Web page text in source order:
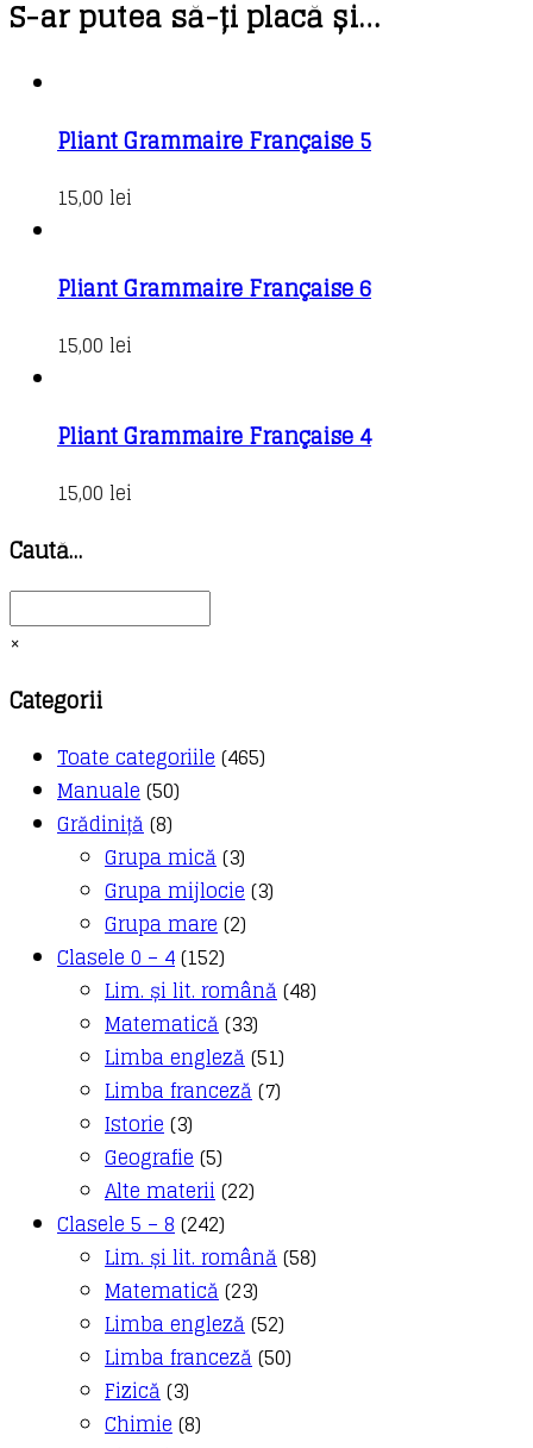
S-ar putea să-ți placă și…
Pliant Grammaire Française 5
15,00 lei
Pliant Grammaire Française 6
15,00 lei
Pliant Grammaire Française 4
15,00 lei
Caută…
×
Categorii
Toate categoriile(465)
Manuale(50)
Grădiniță(8)
Grupa mică(3)
Grupa mijlocie(3)
Grupa mare(2)
Clasele 0 – 4(152)
Lim. și lit. română(48)
Matematică(33)
Limba engleză(51)
Limba franceză(7)
Istorie(3)
Geografie(5)
Alte materii(22)
Clasele 5 – 8(242)
Lim. și lit. română(58)
Matematică(23)
Limba engleză(52)
Limba franceză(50)
Fizică(3)
Chimie(8)